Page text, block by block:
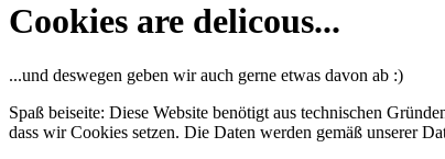
Cookies are delicous...
...und deswegen geben wir auch gerne etwas davon ab :)
Spaß beiseite: Diese Website benötigt aus technischen
dass wir Cookies setzen. Die Daten werden gemäß unserer